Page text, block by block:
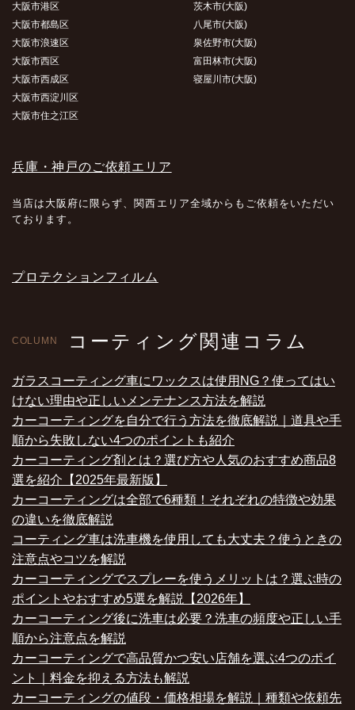
大阪市港区
大阪市都島区
大阪市浪速区
大阪市西区
大阪市西成区
大阪市西淀川区
大阪市住之江区
茨木市(大阪)
八尾市(大阪)
泉佐野市(大阪)
富田林市(大阪)
寝屋川市(大阪)
兵庫・神戸のご依頼エリア
当店は大阪府に限らず、関西エリア全域からもご依頼をいただい
ております。
プロテクションフィルム
COLUMN コーティング関連コラム
ガラスコーティング車にワックスは使用NG？使ってはい
けない理由や正しいメンテナンス方法を解説
カーコーティングを自分で行う方法を徹底解説｜道具や手
順から失敗しない4つのポイントも紹介
カーコーティング剤とは？選び方や人気のおすすめ商品8
選を紹介【2025年最新版】
カーコーティングは全部で6種類！それぞれの特徴や効果
の違いを徹底解説
コーティング車は洗車機を使用しても大丈夫？使うときの
注意点やコツを解説
カーコーティングでスプレーを使うメリットは？選ぶ時の
ポイントやおすすめ5選を解説【2026年】
カーコーティング後に洗車は必要？洗車の頻度や正しい手
順から注意点を解説
カーコーティングで高品質かつ安い店舗を選ぶ4つのポイ
ント｜料金を抑える方法も解説
カーコーティングの値段・価格相場を解説｜種類や依頼先